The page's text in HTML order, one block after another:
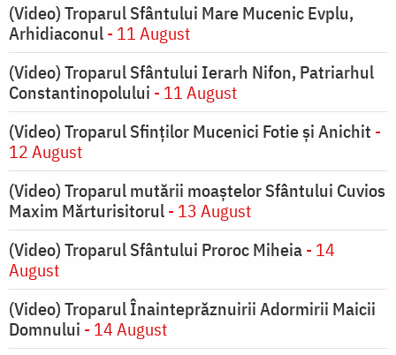
(Video) Troparul Sfântului Mare Mucenic Evplu,
Arhidiaconul- 11 August
(Video) Troparul Sfântului Ierarh Nifon, Patriarhul
Constantinopolului - 11 August
(Video) Troparul Sfinților Mucenici Fotie și Anichit -
12 August
(Video) Troparul mutării moaștelor Sfântului Cuvios
Maxim Mărturisitorul- 13 August
(Video) Troparul Sfântului Proroc Miheia- 14
August
(Video) Troparul Înainteprăznuirii Adormirii Maicii
Domnului - 14 August